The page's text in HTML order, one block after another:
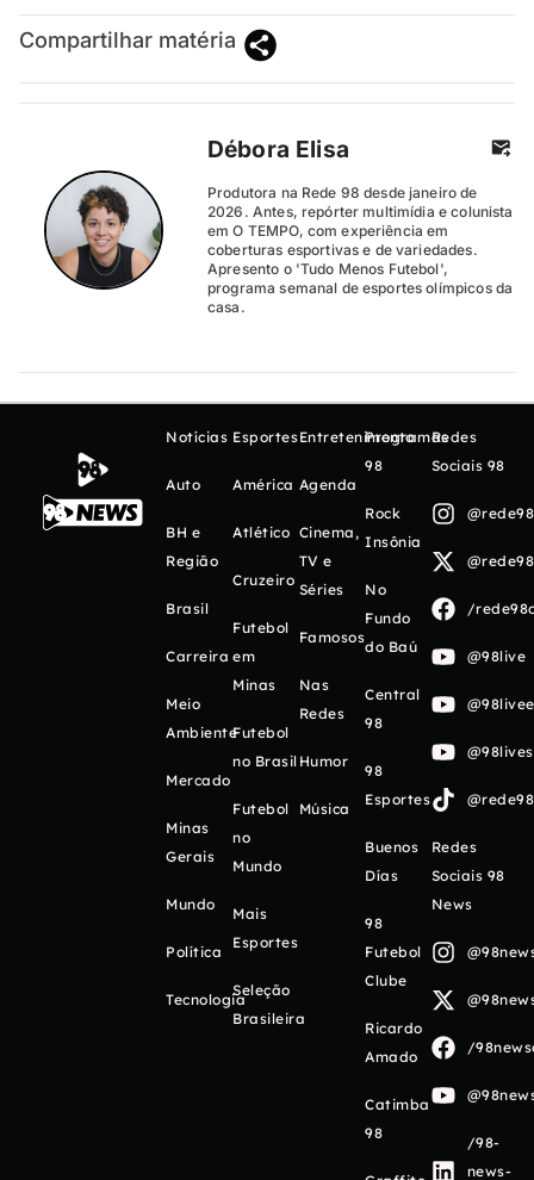
Compartilhar matéria
Débora Elisa
Produtora na Rede 98 desde janeiro de
2026. Antes, repórter multimídia e colunista
em O TEMPO, com experiência em
coberturas esportivas e de variedades.
Apresento o 'Tudo Menos Futebol',
programa semanal de esportes olímpicos da
casa.
Notícias
Auto
BH e
Região
Brasil
Carreira
Meio
Ambiente
Mercado
Minas
Gerais
Mundo
Política
Tecnologia
Esportes
América
Atlético
Cruzeiro
Futebol
em
Minas
Futebol
no Brasil
Futebol
no
Mundo
Mais
Esportes
Seleção
Brasileira
Entretenimento
Agenda
Cinema,
TV e
Séries
Famosos
Nas
Redes
Humor
Música
Programas
98
Rock
Insônia
No
Fundo
do Baú
Central
98
98
Esportes
Buenos
Días
98
Futebol
Clube
Ricardo
Amado
Catimba
98
Redes
Sociais 98
/
@98live
Redes
Sociais 98
News
/
/98-
news-